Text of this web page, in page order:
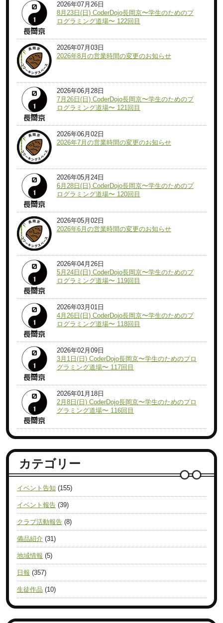
2026年07月26日
8月23日(日) CoderDojo長岡京〜学生のためのプ
ログラミング道場〜 122回目
2026年07月03日
2026年8月の営業時間の変更のお知らせ
2026年06月28日
7月26日(日) CoderDojo長岡京〜学生のためのプ
ログラミング道場〜 121回目
2026年06月02日
2026年7月の営業時間の変更のお知らせ
2026年05月24日
6月28日(日) CoderDojo長岡京〜学生のためのプ
ログラミング道場〜 120回目
2026年05月02日
2026年6月の営業時間の変更のお知らせ
2026年04月26日
5月24日(日) CoderDojo長岡京〜学生のためのプ
ログラミング道場〜 119回目
2026年03月01日
4月26日(日) CoderDojo長岡京〜学生のためのプ
ログラミング道場〜 118回目
2026年02月09日
3月1日(日) CoderDojo長岡京〜学生のためのプロ
グラミング道場〜 117回目
2026年01月18日
2月8日(日) CoderDojo長岡京〜学生のためのプロ
グラミング道場〜 116回目
カテゴリー
イベント告知 (155)
イベント報告 (39)
クラブ活動報告 (8)
備品紹介 (31)
地域情報 (5)
日報 (357)
生徒作品 (10)